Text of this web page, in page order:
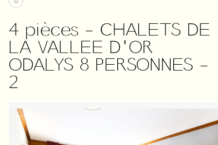
4 pièces - CHALETS DE
LA VALLEE D'OR
ODALYS 8 PERSONNES -
2